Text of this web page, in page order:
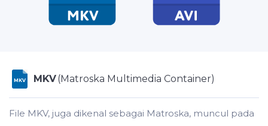
MKV MKV(Matroska Multimedia Container)
File MKV, juga dikenal sebagai Matroska, muncul pada